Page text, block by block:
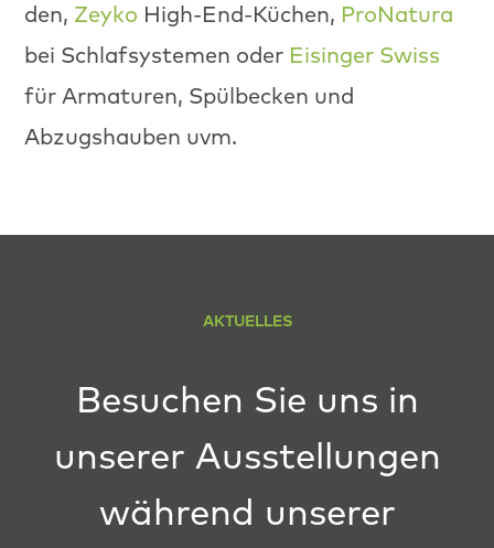
den, Zeyko High-End-Küchen, ProNatu­ra
bei Schlaf­sys­te­men oder Eisinger Swiss
für Arma­turen, Spül­beck­en und
Abzugshauben uvm.
AKTUELLES
Besuchen Sie uns in
unserer Ausstellungen
während unserer